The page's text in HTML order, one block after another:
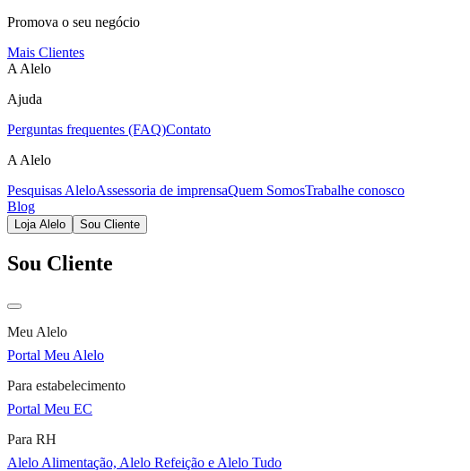
Promova o seu negócio
Mais Clientes
A Alelo
Ajuda
Perguntas frequentes (FAQ)Contato
A Alelo
Pesquisas AleloAssessoria de imprensaQuem SomosTrabalhe conosco
Blog
Loja Alelo Sou Cliente
Sou Cliente
Meu Alelo
Portal Meu Alelo
Para estabelecimento
Portal Meu EC
Para RH
Alelo Alimentação, Alelo Refeição e Alelo Tudo